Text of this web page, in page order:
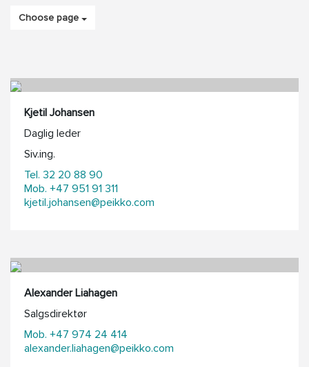
Choose page
Kjetil Johansen
Daglig leder
Siv.ing.
Tel. 32 20 88 90
Mob. +47 951 91 311
kjetil.johansen@peikko.com
Alexander Liahagen
Salgsdirektør
Mob. +47 974 24 414
alexander.liahagen@peikko.com